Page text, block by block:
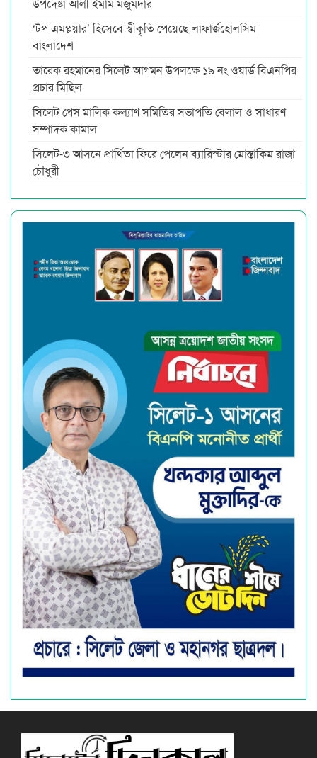
‘টপ এমপ্লয়ার’ হিসেবে স্বীকৃতি পেয়েছে লাফার্জহোলসিম
বাংলাদেশ
তারেক রহমানের সিলেট আগমন উপলক্ষে ১৯ নং ওয়ার্ড বিএনপির
প্রচার মিছিল
সিলেট প্রেস মালিক কল্যাণ সমিতির সভাপতি বেলাল ও সাধারণ
সম্পাদক কামাল
সিলেট-৩ আসনে প্রার্থিতা ফিরে পেলেন ব্যারিস্টার মোস্তাকিম রাজা
চৌধুরী